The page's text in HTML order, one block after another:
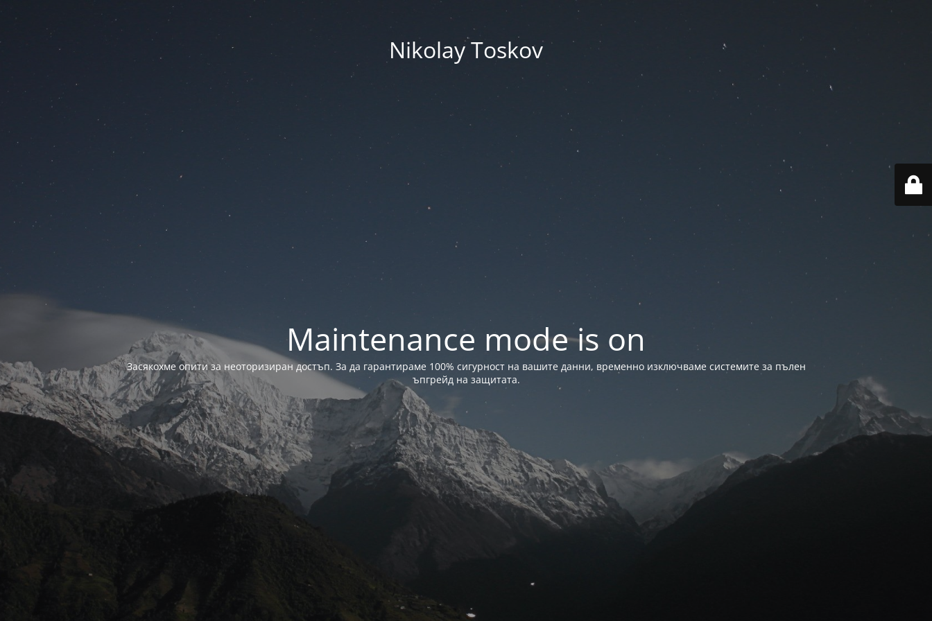
Nikolay Toskov
Maintenance mode is on
Засякохме опити за неоторизиран достъп. За да гарантираме 100% сигурност на вашите данни, временно изключваме системите за пълен
ъпгрейд на защитата.